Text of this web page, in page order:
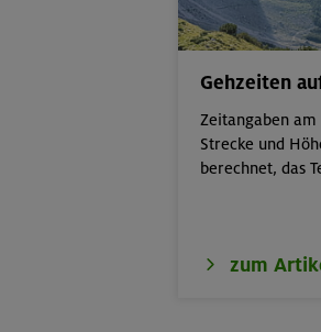
15.-20.08.26
15.08.26
Gehzeiten
Zeitangaben
Strecke und
berechnet, das
zum